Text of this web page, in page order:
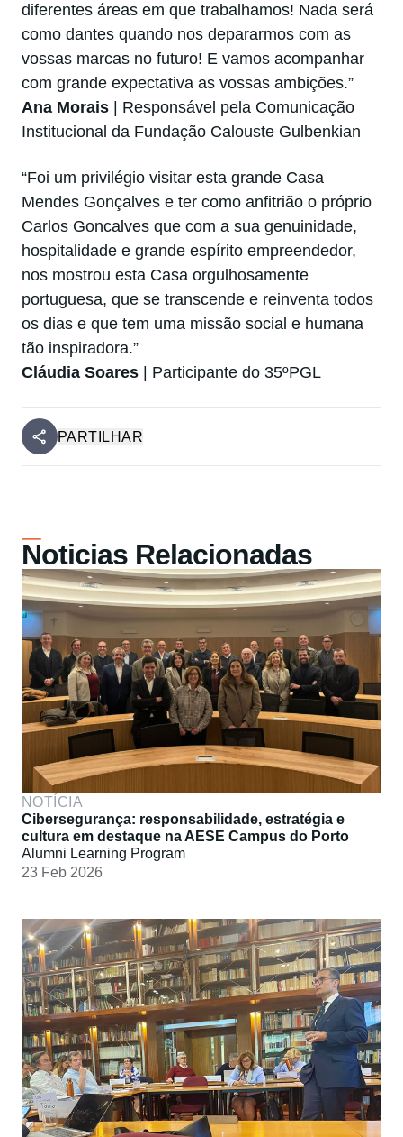
PARTILHAR
diferentes áreas em que trabalhamos! Nada será
como dantes quando nos depararmos com as
vossas marcas no futuro! E vamos acompanhar
com grande expectativa as vossas ambições.”
Ana Morais | Responsável pela Comunicação
Institucional da Fundação Calouste Gulbenkian
“Foi um privilégio visitar esta grande Casa
Mendes Gonçalves e ter como anfitrião o próprio
Carlos Goncalves que com a sua genuinidade,
hospitalidade e grande espírito empreendedor,
nos mostrou esta Casa orgulhosamente
portuguesa, que se transcende e reinventa todos
os dias e que tem uma missão social e humana
tão inspiradora.”
Cláudia Soares | Participante do 35ºPGL
Noticias Relacionadas
NOTÍCIA
Cibersegurança: responsabilidade, estratégia e
cultura em destaque na AESE Campus do Porto
Alumni Learning Program
23 Feb 2026